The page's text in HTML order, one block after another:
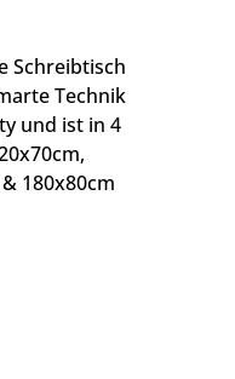
Schreibtisch
Technik
und ist in 4
180x80cm